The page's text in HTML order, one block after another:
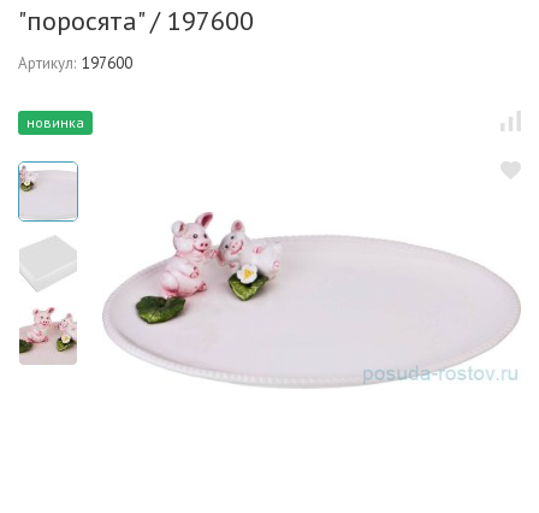
"поросята" / 197600
Артикул: 197600
новинка